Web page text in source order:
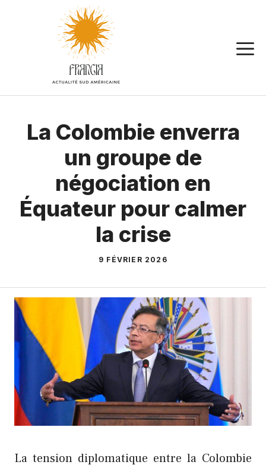
La Colombie enverra
un groupe de
négociation en
Équateur pour calmer
la crise
9 FÉVRIER 2026
La tension diplomatique entre la Colombie